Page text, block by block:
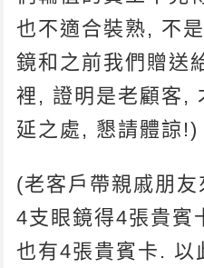
也不適合裝熟, 不
鏡和之前我們贈送
裡, 證明是老顧客,
延之處, 懇請體諒!)
(老客戶帶親戚朋
4支眼鏡得4張貴賓
也有4張貴賓卡. 以